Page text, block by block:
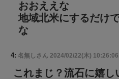
おおええな
地域北米にするだけ
な
4: 名無しさん 2024/02/22(木)
これまじ？流石に嬉し